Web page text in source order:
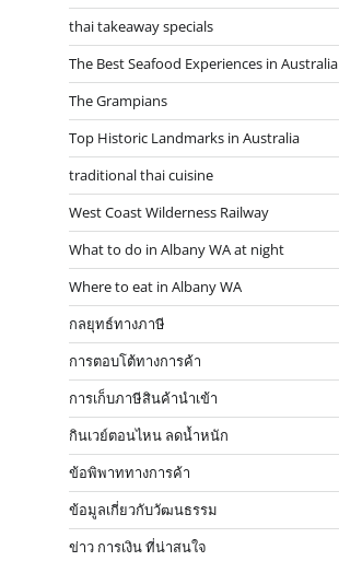
thai takeaway specials
The Best Seafood Experiences in Australia
The Grampians
Top Historic Landmarks in Australia
traditional thai cuisine
West Coast Wilderness Railway
What to do in Albany WA at night
Where to eat in Albany WA
กลยุทธ์ทางภาษี
การตอบโต้ทางการค้า
การเก็บภาษีสินค้านำเข้า
กินเวย์ตอนไหน ลดน้ำหนัก
ข้อพิพาททางการค้า
ข้อมูลเกี่ยวกับวัฒนธรรม
ข่าว การเงิน ที่น่าสนใจ